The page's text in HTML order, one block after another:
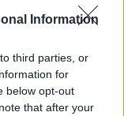
Information
third parties, or
for
below opt-out
that after your